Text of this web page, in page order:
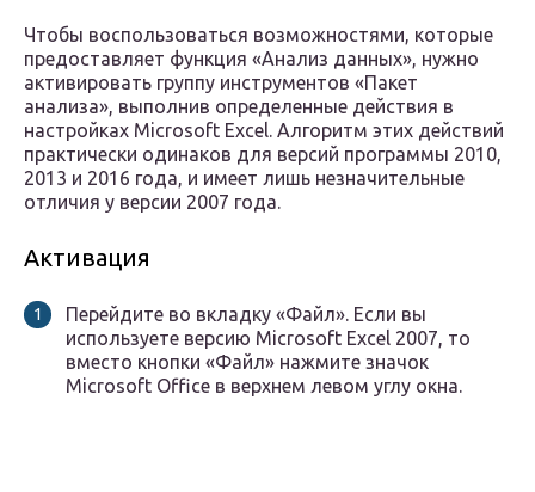
Чтобы воспользоваться возможностями, которые
предоставляет функция «Анализ данных», нужно
активировать группу инструментов «Пакет
анализа», выполнив определенные действия в
настройках Microsoft Excel. Алгоритм этих действий
практически одинаков для версий программы 2010,
2013 и 2016 года, и имеет лишь незначительные
отличия у версии 2007 года.
Активация
Перейдите во вкладку «Файл». Если вы
используете версию Microsoft Excel 2007, то
вместо кнопки «Файл» нажмите значок
Microsoft Office в верхнем левом углу окна.